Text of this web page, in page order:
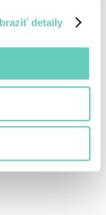
detaily
technológií
akejsi
dôvodov-…